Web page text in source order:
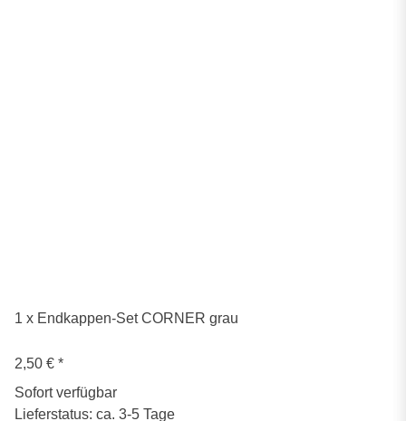
1 x Endkappen-Set CORNER grau
2,50 € *
Sofort verfügbar
Lieferstatus: ca. 3-5 Tage